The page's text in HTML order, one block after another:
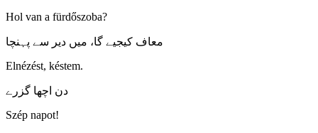
Hol van a fürdőszoba?
معاف کیجیے گا، میں دیر سے پہنچا
Elnézést, késtem.
دن اچھا گزرے
Szép napot!